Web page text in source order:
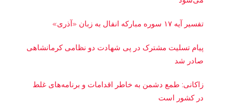
تفسیر آیه ۱۷ سوره مبارکه انفال به زبان «آذری»
پیام تسلیت مشترک در پی شهادت دو نظامی کرمانشاهی
صادر شد
زاکانی: طمع دشمن به خاطر اقدامات و برنامه‌های غلط
در کشور است